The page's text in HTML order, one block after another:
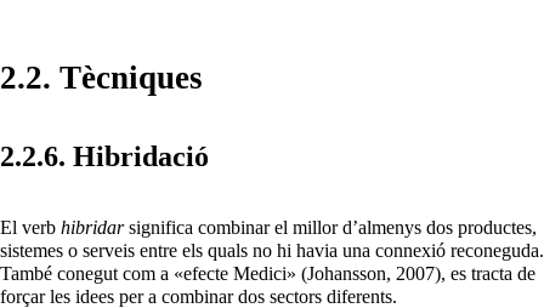
2.2. Tècniques
2.2.6. Hibridació
El verb hibridarsignifica combinar el millor d’almenys dos productes,
sistemes o serveis entre els quals no hi havia una connexió reconeguda.
També conegut com a «efecte Medici» (Johansson, 2007), es tracta de
forçar les idees per a combinar dos sectors diferents.